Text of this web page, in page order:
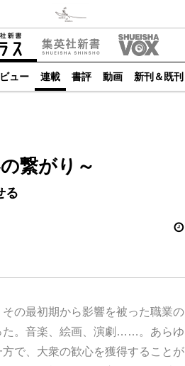
ュー 連載 書評 動画 新刊＆既刊
繋がり～
る
の最初期から影響を被った職業の
た。音楽、絵画、演劇……。あらゆ
で、大衆の歓心を獲得することが